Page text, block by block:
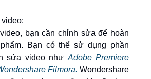
bạn cần chỉnh sửa để hoàn
Bạn có thể sử dụng phần
sửa video như Adobe Premiere
Filmora. Wondershare